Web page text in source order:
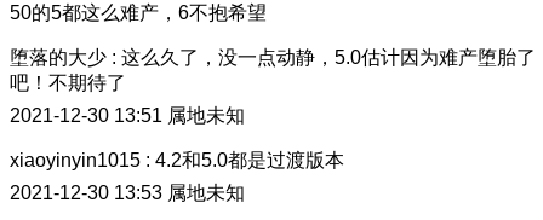
50的5都这么难产，6不抱希望
堕落的大少 : 这么久了，没一点动静，5.0估计因为难产堕胎了
吧！不期待了
2021-12-30 13:51 属地未知
xiaoyinyin1015 : 4.2和5.0都是过渡版本
2021-12-30 13:53 属地未知